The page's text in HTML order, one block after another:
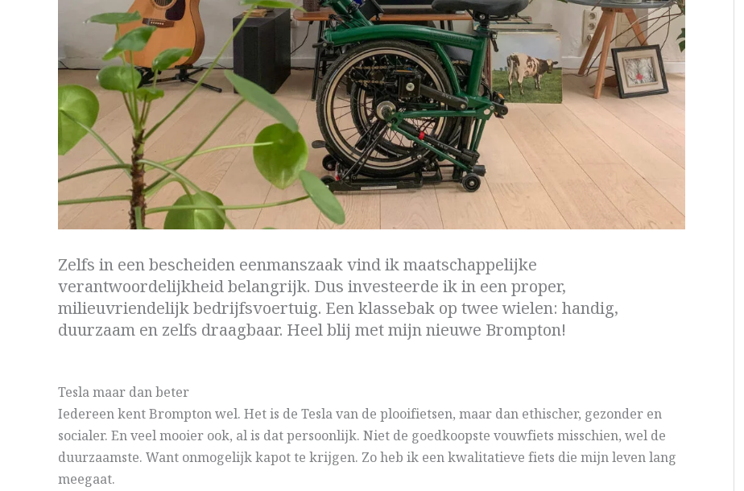
Zelfs in een bescheiden eenmanszaak vind ik maatschappelijke
verantwoordelijkheid belangrijk. Dus investeerde ik in een proper,
milieuvriendelijk bedrijfsvoertuig. Een klassebak op twee wielen: handig,
duurzaam en zelfs draagbaar. Heel blij met mijn nieuwe Brompton!
Tesla maar dan beter
Iedereen kent Brompton wel. Het is de Tesla van de plooifietsen, maar dan ethischer, gezonder en
socialer. En veel mooier ook, al is dat persoonlijk. Niet de goedkoopste vouwfiets misschien, wel de
duurzaamste. Want onmogelijk kapot te krijgen. Zo heb ik een kwalitatieve fiets die mijn leven lang
meegaat.